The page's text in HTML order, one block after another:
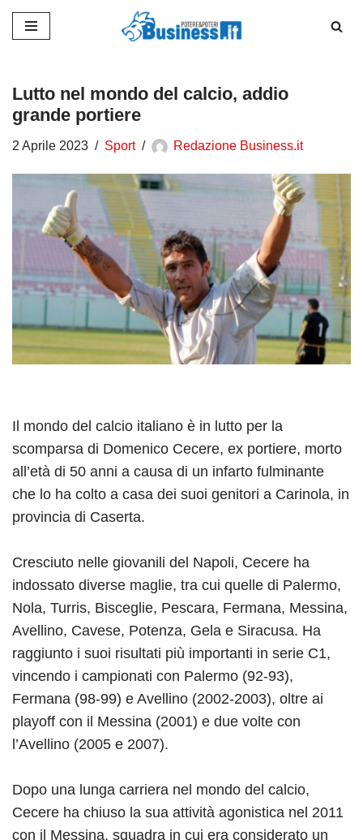
contenuto
Lutto nel mondo del calcio, addio
grande portiere
2 Aprile 2023 Sport Redazione Business.it
Il mondo del calcio italiano è in lutto per la
scomparsa di Domenico Cecere, ex portiere, morto
all’età di 50 anni a causa di un infarto fulminante
che lo ha colto a casa dei suoi genitori a Carinola, in
provincia di Caserta.
Cresciuto nelle giovanili del Napoli, Cecere ha
indossato diverse maglie, tra cui quelle di Palermo,
Nola, Turris, Bisceglie, Pescara, Fermana, Messina,
Avellino, Cavese, Potenza, Gela e Siracusa. Ha
raggiunto i suoi risultati più importanti in serie C1,
vincendo i campionati con Palermo (92-93),
Fermana (98-99) e Avellino (2002-2003), oltre ai
playoff con il Messina (2001) e due volte con
l’Avellino (2005 e 2007).
Dopo una lunga carriera nel mondo del calcio,
Cecere ha chiuso la sua attività agonistica nel 2011
con il Messina, squadra in cui era considerato un